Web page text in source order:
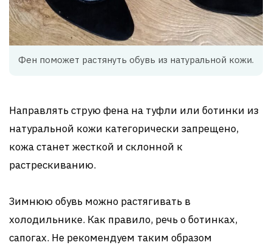
Фен поможет растянуть обувь из натуральной кожи.
Направлять струю фена на туфли или ботинки из
натуральной кожи категорически запрещено,
кожа станет жесткой и склонной к
растрескиванию.
Зимнюю обувь можно растягивать в
холодильнике. Как правило, речь о ботинках,
сапогах. Не рекомендуем таким образом